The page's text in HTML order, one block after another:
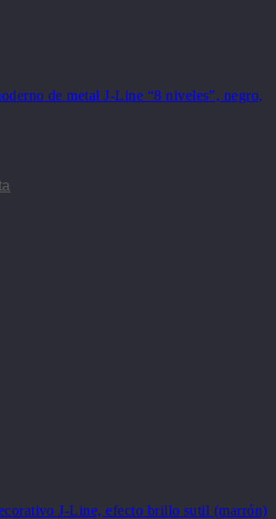
de metal J-Line “8 niveles”, negro,
J-Line, efecto brillo sutil (marrón)